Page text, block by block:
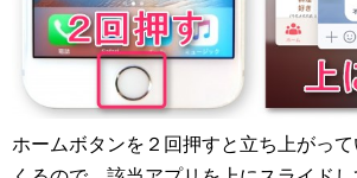
ホームボタンを２回押すと立ち上がっ